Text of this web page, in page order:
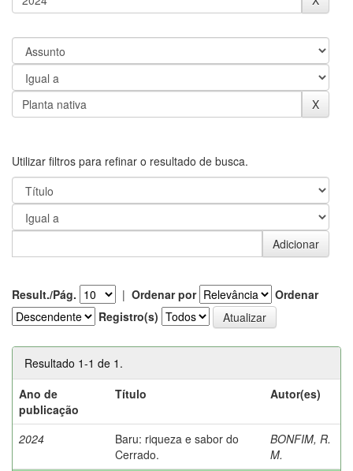
Utilizar filtros para refinar o resultado de busca.
Result./Pág. | Ordenar por
Ordenar
Registro(s)
Resultado 1-1 de 1.
Ano de
publicação
Título Autor(es)
2024
Baru: riqueza e sabor do
Cerrado.
BONFIM, R.
M.